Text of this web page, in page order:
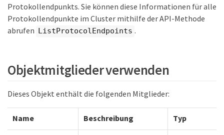
Protokollendpunkts. Sie können diese Informationen für alle
Protokollendpunkte im Cluster mithilfe der API-Methode
abrufen ListProtocolEndpoints .
Objektmitglieder verwenden
Dieses Objekt enthält die folgenden Mitglieder:
Name Beschreibung Typ